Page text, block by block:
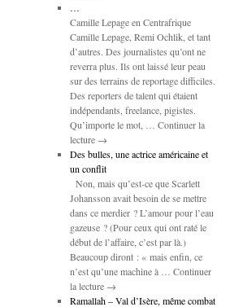
…
Camille Lepage en Centrafrique
Camille Lepage, Remi Ochlik, et tant
d’autres. Des journalistes qu’ont ne
reverra plus. Ils ont laissé leur peau
sur des terrains de reportage difficiles.
Des reporters de talent qui étaient
indépendants, freelance, pigistes.
Qu’importe le mot, … Continuer la
lecture →
Des bulles, une actrice américaine et
un conflit
Non, mais qu’est-ce que Scarlett
Johansson avait besoin de se mettre
dans ce merdier ? L’amour pour l’eau
gazeuse ? (Pour ceux qui ont raté le
début de l’affaire, c’est par là.)
Beaucoup diront : « mais enfin, ce
n’est qu’une machine à … Continuer
la lecture →
Ramallah – Val d’Isère, même combat